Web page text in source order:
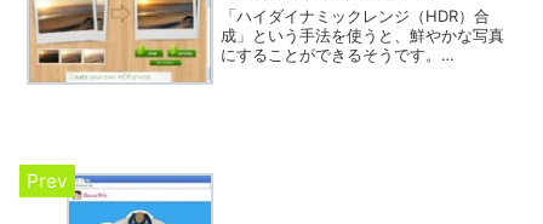
「ハイダイナミックレンジ（HDR）合
成」という手法を使うと、鮮やかな写真
にすることができるそうです。